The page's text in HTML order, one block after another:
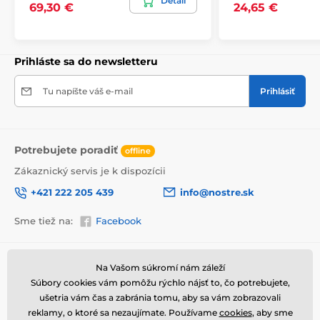
bezpečne doručený až k vám domov. Preto po
upozornenie prepravcu o krehkom produkte,
nezabudneme na krabicu umiestniť informáciu
o krehkom tovare, čo znižuje mieru poškodenia počas
Výhody obrazov na plátne
69,30 € 24,65 €
Prihláste sa do newsletteru
Tu napíšte váš e-mail Prihlásiť
Potrebujete poradiť offline
Zákaznický servis je k dispozícii
+421 222 205 439
info@nostre.sk
Sme tiež na: Facebook
Informácie o nákupe
Obchodné a reklamačné
podmienky
Užitočné informácie
Často kladené otázky
Magazín
Na Vašom súkromí nám záleží
Súbory cookies vám pomôžu rýchlo nájsť to, čo potrebujete,
ušetria vám čas a zabránia tomu, aby sa vám zobrazovali
reklamy, o ktoré sa nezaujímate. Používame cookies, aby sme